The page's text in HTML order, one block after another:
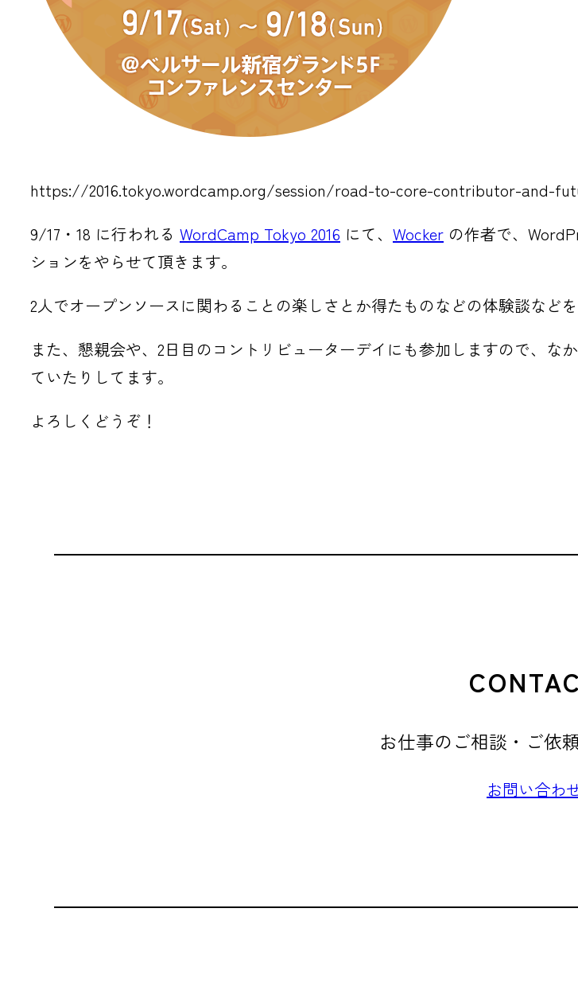
https://2016.tokyo.wordcamp.org/session/road-to-core-contributor-and-
9/17・18 に行われる WordCamp Tokyo 2016 にて、 Wocker の作者で、
ションをやらせて頂きます。
2人でオープンソースに関わることの楽しさとか得たものなどの体験談など
また、懇親会や、2日目のコントリビューターデイにも参加しますので、な
ていたりしてます。
よろしくどうぞ！
お仕事のご相談・ご依
お問い合わ